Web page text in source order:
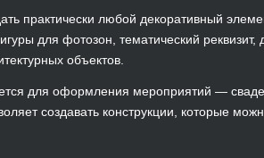
практически любой декоративный
для фотозон, тематический
объектов.
для оформления мероприятий —
создавать конструкции, которые